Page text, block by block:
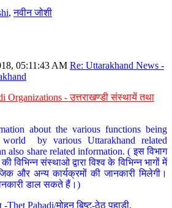
,नवीन जोशी
05:11:43 AM Re: Uttarakhand News -
Organizations - उत्तराखण्डी संस्थायें तथा
about the various functions being
by various Uttarakhand related
also share related information. ( इस विभाग
विभिन्न संस्थाओ द्वारा विश्व के विभिन्न भागों में
और अन्य कार्यक्रमों की जानकारी मिलेगी।
डाल सकते हैं।)
Thet Pahadi/मोहन बिष्ट-ठेठ पहाडी,